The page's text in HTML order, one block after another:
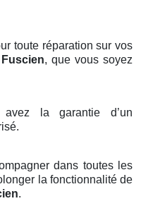
toute réparation sur vos
, que vous soyez
la garantie d’un
dans toutes les
la fonctionnalité de
.